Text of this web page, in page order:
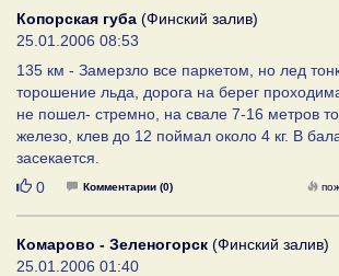
Копорская губа (Финский залив)
25.01.2006 08:53
135 км - Замерзло все паркетом, но лед
торошение льда, дорога на берег
не пошел- стремно, на свале 7-16 метров
железо, клев до 12 поймал около 4 кг. В
засекается.
Нравится
0 Комментарии (0)
Комарово - Зеленогорск (Финский залив)
25.01.2006 01:40